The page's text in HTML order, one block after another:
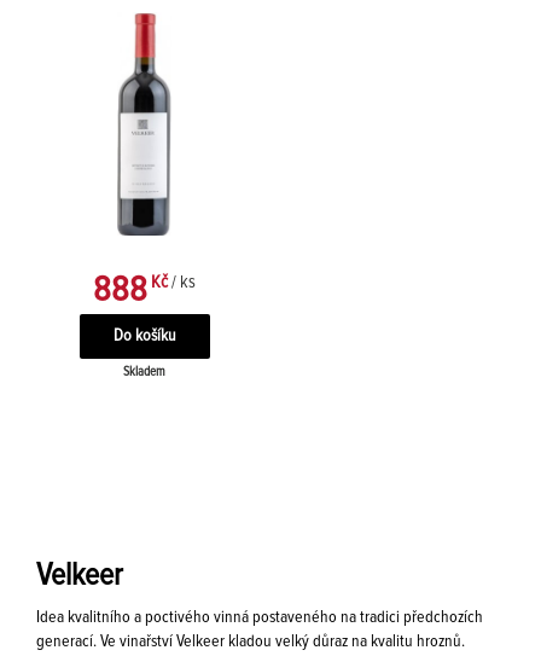
888 Kč / ks
Skladem
Velkeer
Idea kvalitního a poctivého vinná postaveného na tradici předchozích
generací. Ve vinařství Velkeer kladou velký důraz na kvalitu hroznů.